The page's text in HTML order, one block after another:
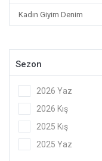
Kadın Giyim Denim
Sezon
2026 Yaz
2026 Kış
2025 Kış
2025 Yaz